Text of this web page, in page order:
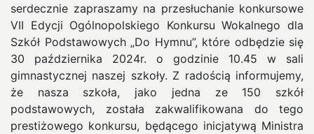
serdecznie zapraszamy na przesłuchanie konkursowe
VII Edycji Ogólnopolskiego Konkursu Wokalnego dla
Szkół Podstawowych „Do Hymnu”, które odbędzie się
30 października 2024r. o godzinie 10.45 w sali
gimnastycznej naszej szkoły. Z radością informujemy,
że nasza szkoła, jako jedna ze 150 szkół
podstawowych, została zakwalifikowana do tego
prestiżowego konkursu, będącego inicjatywą Ministra